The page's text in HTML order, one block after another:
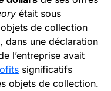
était sous
objets de collection
dans une déclaration
l’entreprise avait
significatifs
objets de collection.